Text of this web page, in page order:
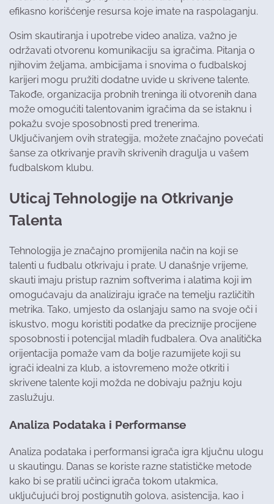
efikasno korišćenje resursa koje imate na raspolaganju.
Osim skautiranja i upotrebe video analiza, važno je
održavati otvorenu komunikaciju sa igračima. Pitanja o
njihovim željama, ambicijama i snovima o fudbalskoj
karijeri mogu pružiti dodatne uvide u skrivene talente.
Takođe, organizacija probnih treninga ili otvorenih dana
može omogućiti talentovanim igračima da se istaknu i
pokažu svoje sposobnosti pred trenerima.
Uključivanjem ovih strategija, možete značajno povećati
šanse za otkrivanje pravih skrivenih dragulja u vašem
fudbalskom klubu.
Uticaj Tehnologije na Otkrivanje
Talenta
Tehnologija je značajno promijenila način na koji se
talenti u fudbalu otkrivaju i prate. U današnje vrijeme,
skauti imaju pristup raznim softverima i alatima koji im
omogućavaju da analiziraju igrače na temelju različitih
metrika. Tako, umjesto da oslanjaju samo na svoje oči i
iskustvo, mogu koristiti podatke da preciznije procijene
sposobnosti i potencijal mladih fudbalera. Ova analitička
orijentacija pomaže vam da bolje razumijete koji su
igrači idealni za klub, a istovremeno može otkriti i
skrivene talente koji možda ne dobivaju pažnju koju
zaslužuju.
Analiza Podataka i Performanse
Analiza podataka i performansi igrača igra ključnu ulogu
u skautingu. Danas se koriste razne statističke metode
kako bi se pratili učinci igrača tokom utakmica,
uključujući broj postignutih golova, asistencija, kao i